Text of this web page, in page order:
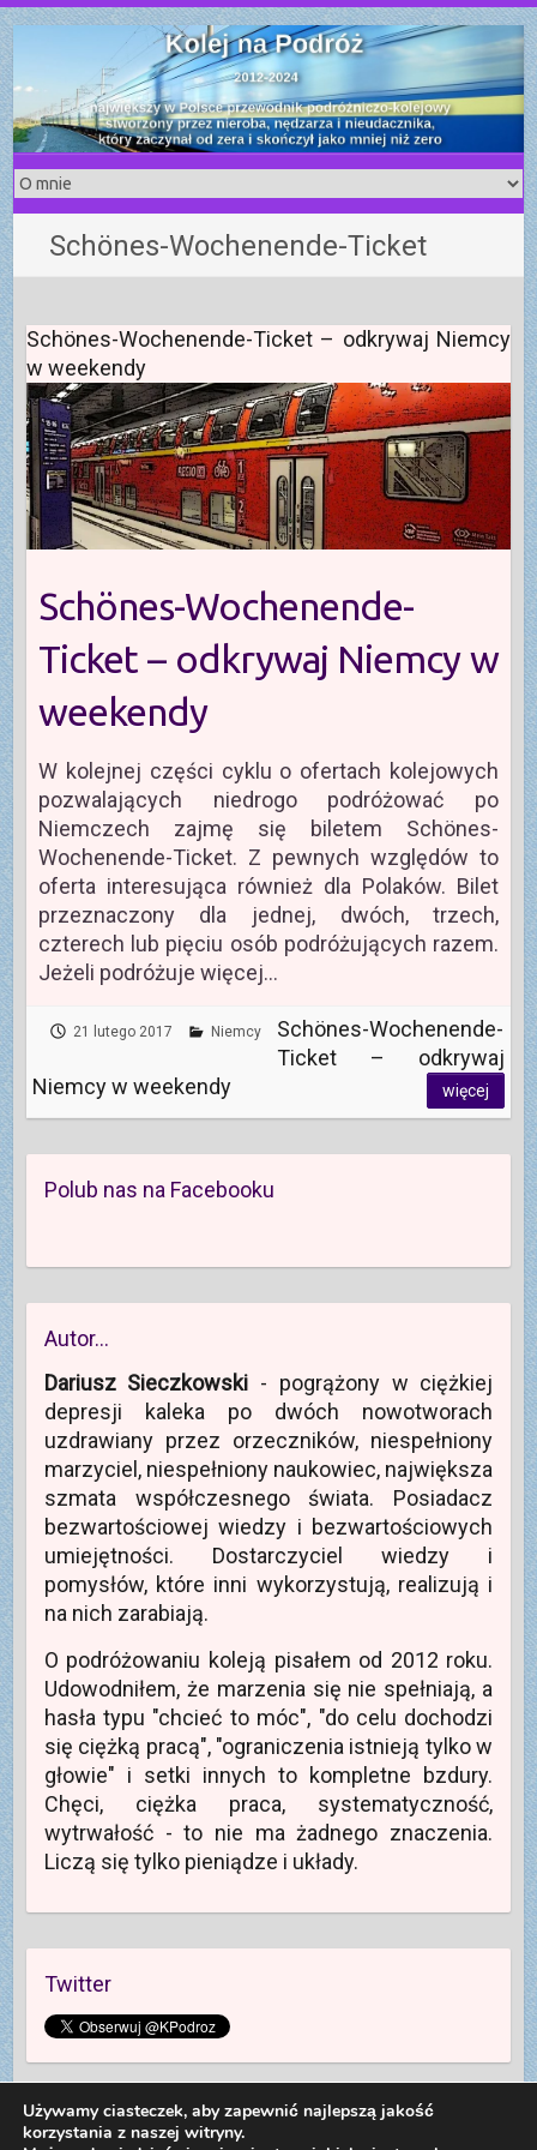
S
k
i
p
t
o
c
o
n
t
e
n
t
Schönes-Wochenende-Ticket
Schönes-Wochenende-Ticket – odkrywaj Niemcy
w weekendy
Schönes-Wochenende-
Ticket – odkrywaj Niemcy w
weekendy
W kolejnej części cyklu o ofertach kolejowych
pozwalających niedrogo podróżować po
Niemczech zajmę się biletem Schönes-
Wochenende-Ticket. Z pewnych względów to
oferta interesująca również dla Polaków. Bilet
przeznaczony dla jednej, dwóch, trzech,
czterech lub pięciu osób podróżujących razem.
Jeżeli podróżuje więcej…
21 lutego 2017 Niemcy
Schönes-Wochenende-
Ticket – odkrywaj
Niemcy w weekendy
więcej
Polub nas na Facebooku
Autor…
Dariusz Sieczkowski - pogrążony w ciężkiej
depresji kaleka po dwóch nowotworach
uzdrawiany przez orzeczników, niespełniony
marzyciel, niespełniony naukowiec, największa
szmata współczesnego świata. Posiadacz
bezwartościowej wiedzy i bezwartościowych
umiejętności. Dostarczyciel wiedzy i
pomysłów, które inni wykorzystują, realizują i
na nich zarabiają.
O podróżowaniu koleją pisałem od 2012 roku.
Udowodniłem, że marzenia się nie spełniają, a
hasła typu "chcieć to móc", "do celu dochodzi
się ciężką pracą", "ograniczenia istnieją tylko w
głowie" i setki innych to kompletne bzdury.
Chęci, ciężka praca, systematyczność,
wytrwałość - to nie ma żadnego znaczenia.
Liczą się tylko pieniądze i układy.
Twitter
Używamy ciasteczek, aby zapewnić najlepszą jakość
korzystania z naszej witryny.